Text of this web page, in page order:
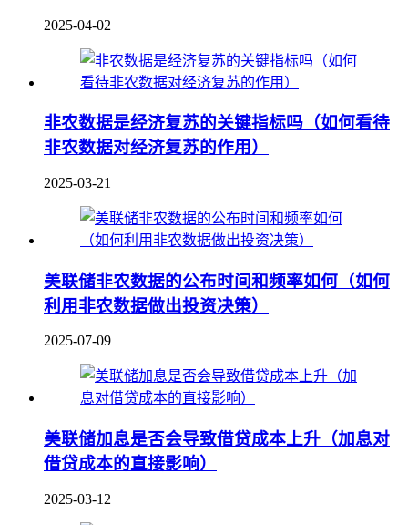
2025-04-02
非农数据是经济复苏的关键指标吗（如何看待
非农数据对经济复苏的作用）
2025-03-21
美联储非农数据的公布时间和频率如何（如何
利用非农数据做出投资决策）
2025-07-09
美联储加息是否会导致借贷成本上升（加息对
借贷成本的直接影响）
2025-03-12